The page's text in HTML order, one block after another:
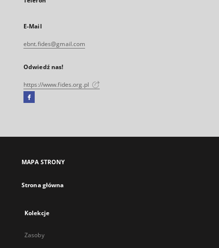
E-Mail
ebnt.fides@gmail.com
Odwiedź nas!
https://www.fides.org.pl
Facebook
się
karcie
MAPA STRONY
Strona główna
Kolekcje
Zasoby